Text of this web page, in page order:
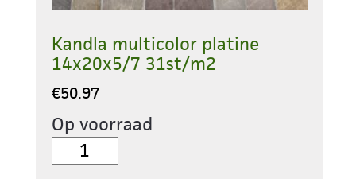
Kandla multicolor platine
14x20x5/7 31st/m2
€50.97
Op voorraad
Kandla